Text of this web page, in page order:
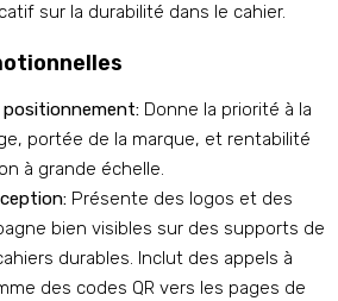
sur la durabilité dans le cahier.
positionnement: Donne la priorité à la
portée de la marque, et rentabilité
à grande échelle.
Présente des logos et des
bien visibles sur des supports de
durables. Inclut des appels à
des codes QR vers les pages de